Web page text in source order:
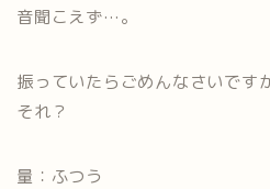
音聞こえず…。
振っていたらごめんなさいです
それ？
量：ふつう